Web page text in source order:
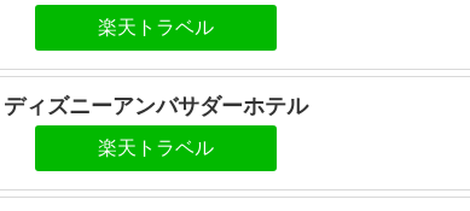
楽天トラベル
ディズニーアンバサダーホテル
楽天トラベル